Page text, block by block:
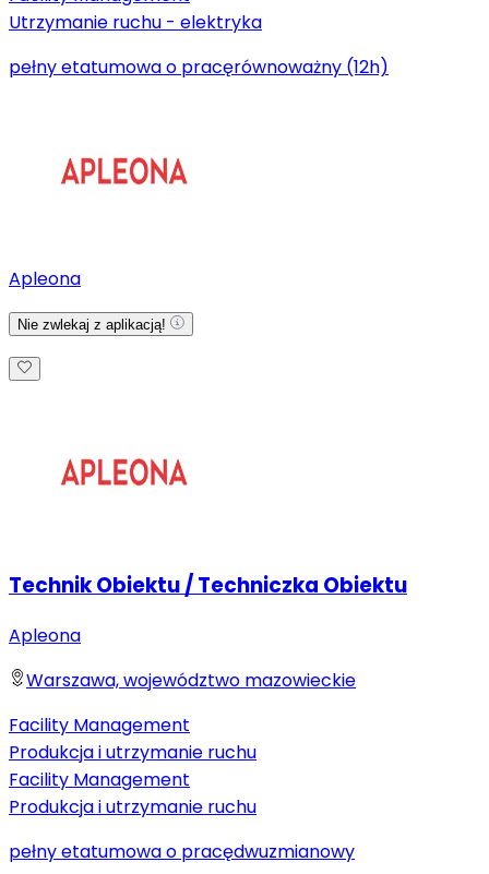
Utrzymanie ruchu - elektryka
pełny etatumowa o pracęrównoważny (12h)
Apleona
Nie zwlekaj z aplikacją!
Technik Obiektu / Techniczka Obiektu
Apleona
Warszawa, województwo mazowieckie
Facility Management
Produkcja i utrzymanie ruchu
Facility Management
Produkcja i utrzymanie ruchu
pełny etatumowa o pracędwuzmianowy